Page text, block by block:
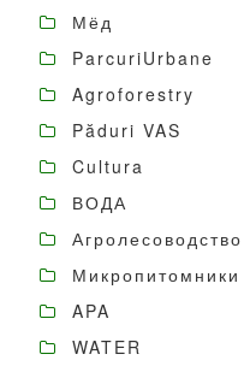
Мёд
ParcuriUrbane
Agroforestry
Păduri VAS
Cultura
ВОДА
Агролесоводство
Микропитомники
APA
WATER